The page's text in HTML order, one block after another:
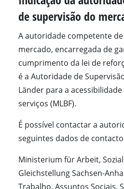
de supervisão do
A autoridade competente
mercado, encarregada de
cumprimento da lei de
é a Autoridade de
Länder para a
serviços (MLBF).
É possível contactar a
seguintes dados de
Ministerium für Arbeit,
Gleichstellung Sachsen-
Trabalho, Assuntos Sociais,